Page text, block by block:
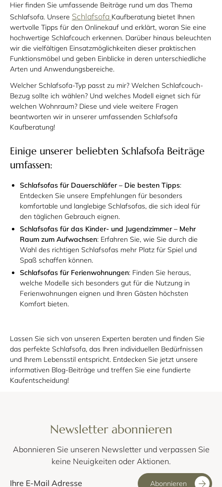
Hier finden Sie umfassende Beiträge rund um das Thema
Schlafsofa. Unsere Schlafsofa Kaufberatung bietet Ihnen
wertvolle Tipps für den Onlinekauf und erklärt, woran Sie eine
hochwertige Schlafcouch erkennen. Darüber hinaus beleuchten
wir die vielfältigen Einsatzmöglichkeiten dieser praktischen
Funktionsmöbel und geben Einblicke in deren unterschiedliche
Arten und Anwendungsbereiche.
Welcher Schlafsofa-Typ passt zu mir? Welchen Schlafcouch-
Bezug sollte ich wählen? Und welches Modell eignet sich für
welchen Wohnraum? Diese und viele weitere Fragen
beantworten wir in unserer umfassenden Schlafsofa
Kaufberatung!
Einige unserer beliebten Schlafsofa Beiträge
umfassen:
Schlafsofas für Dauerschläfer – Die besten Tipps:
Entdecken Sie unsere Empfehlungen für besonders
komfortable und langlebige Schlafsofas, die sich ideal für
den täglichen Gebrauch eignen.
Schlafsofas für das Kinder- und Jugendzimmer – Mehr
Raum zum Aufwachsen: Erfahren Sie, wie Sie durch die
Wahl des richtigen Schlafsofas mehr Platz für Spiel und
Spaß schaffen können.
Schlafsofas für Ferienwohnungen: Finden Sie heraus,
welche Modelle sich besonders gut für die Nutzung in
Ferienwohnungen eignen und Ihren Gästen höchsten
Komfort bieten.
Lassen Sie sich von unseren Experten beraten und finden Sie
das perfekte Schlafsofa, das Ihren individuellen Bedürfnissen
und Ihrem Lebensstil entspricht. Entdecken Sie jetzt unsere
informativen Blog-Beiträge und treffen Sie eine fundierte
Kaufentscheidung!
Newsletter abonnieren
Abonnieren Sie unseren Newsletter und verpassen Sie
keine Neuigkeiten oder Aktionen.
Abonnieren